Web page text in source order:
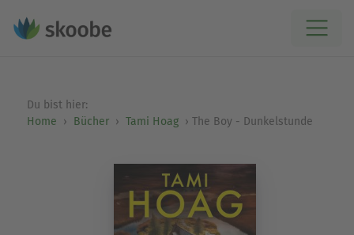
Du bist hier:
Home
Bücher Tami Hoag The Boy - Dunkelstunde